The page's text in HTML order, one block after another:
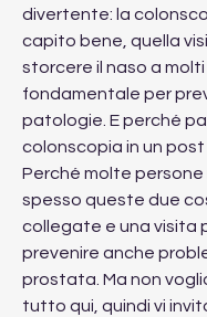
divertente: la
capito bene, quella
storcere il naso a molti
fondamentale per
patologie. E perché
colonscopia in un
Perché molte persone
spesso queste due
collegate e una visita
prevenire anche
prostata. Ma non
tutto qui, quindi vi